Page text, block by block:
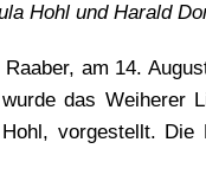
Hohl und Harald
am 14.
das Weiherer
vorgestellt. Die